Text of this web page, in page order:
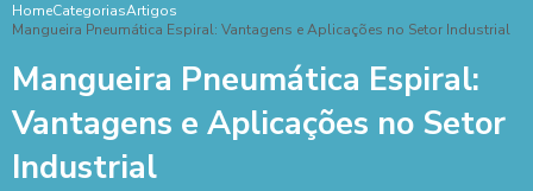
HomeCategoriasArtigos
Mangueira Pneumática Espiral: Vantagens e Aplicações no Setor Industrial
Mangueira Pneumática Espiral:
Vantagens e Aplicações no Setor
Industrial